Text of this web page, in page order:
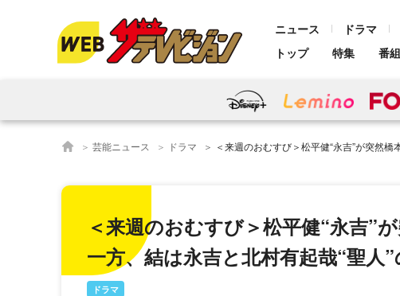
ニュース ドラマ
トップ
特集 番組
芸能ニュース ドラマ ＜来週のおむすび＞松平健“永吉”が突然橋本環奈“結”らの元へ…一方、結は永吉
＜来週のおむすび＞松平健“永吉”
一方、結は永吉と北村有起哉“聖人
ドラマ